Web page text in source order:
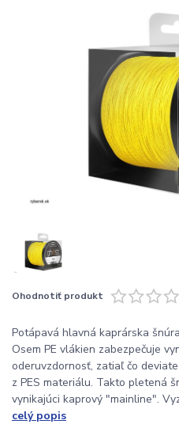
Ohodnotiť produkt
Potápavá hlavná kaprárska
Osem PE vlákien zabezpečuje
oderuvzdornosť, zatiaľ čo
z PES materiálu. Takto pletená
vynikajúci kaprový "mainline".
celý popis